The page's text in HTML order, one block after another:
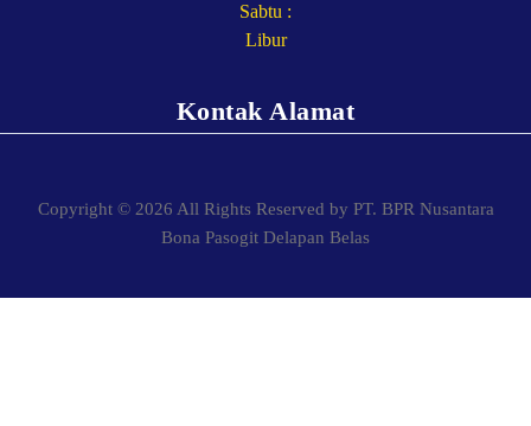
Sabtu :
Libur
Kontak Alamat
Copyright © 2026 All Rights Reserved by PT. BPR Nusantara
Bona Pasogit Delapan Belas